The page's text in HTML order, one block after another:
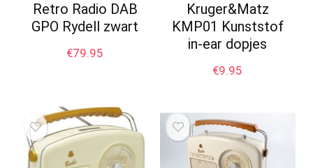
Retro Radio DAB
GPO Rydell zwart
€79.95
Kruger&Matz
KMP01 Kunststof
in-ear dopjes
€9.95